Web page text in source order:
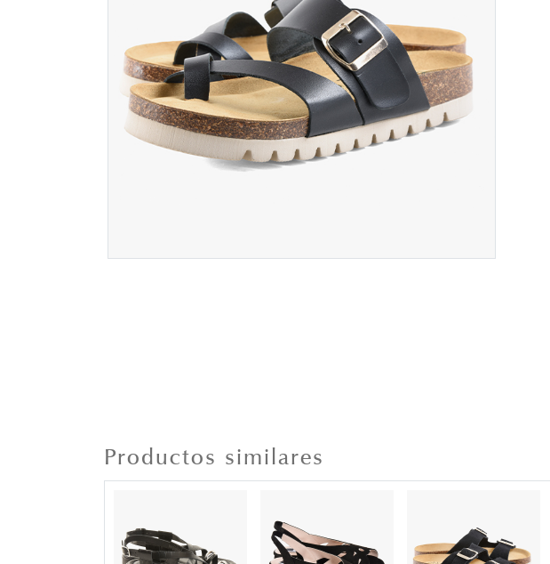
Productos similares